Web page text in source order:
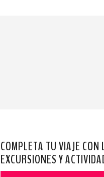
COMPLETA TU VIAJE CON
EXCURSIONES Y